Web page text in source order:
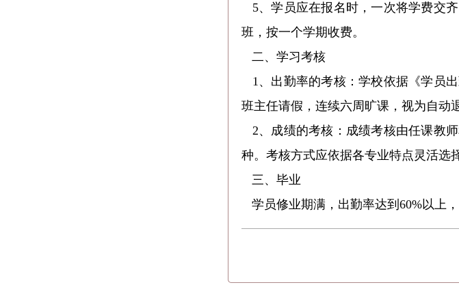
5、学员应在报名时，一次将学费交
班，按一个学期收费。
二、学习考核
1、出勤率的考核：学校依据《学员
班主任请假，连续六周旷课，视为自动
2、成绩的考核：成绩考核由任课教
种。考核方式应依据各专业特点灵活选
三、毕业
学员修业期满，出勤率达到60%以上